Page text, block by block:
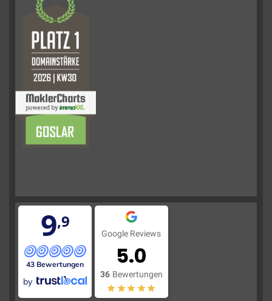
9,9
43 Bewertungen
by
Google Reviews
5.0
36 Bewertungen